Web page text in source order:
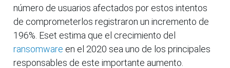
número de usuarios afectados por estos intentos
de comprometerlos registraron un incremento de
196%. Eset estima que el crecimiento del
ransomware en el 2020 sea uno de los principales
responsables de este importante aumento.